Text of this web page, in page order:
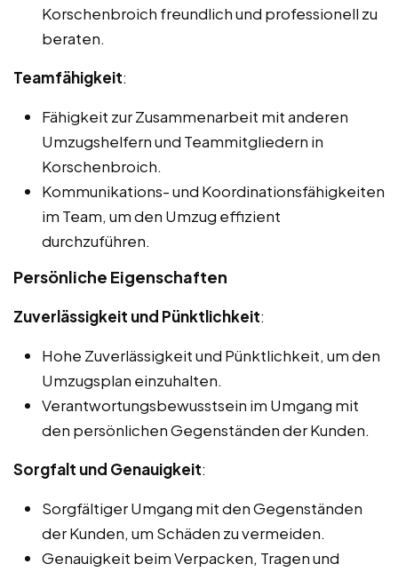
Korschenbroich freundlich und professionell zu
beraten.
Teamfähigkeit:
Fähigkeit zur Zusammenarbeit mit anderen
Umzugshelfern und Teammitgliedern in
Korschenbroich.
Kommunikations- und Koordinationsfähigkeiten
im Team, um den Umzug effizient
durchzuführen.
Persönliche Eigenschaften
Zuverlässigkeit und Pünktlichkeit:
Hohe Zuverlässigkeit und Pünktlichkeit, um den
Umzugsplan einzuhalten.
Verantwortungsbewusstsein im Umgang mit
den persönlichen Gegenständen der Kunden.
Sorgfalt und Genauigkeit:
Sorgfältiger Umgang mit den Gegenständen
der Kunden, um Schäden zu vermeiden.
Genauigkeit beim Verpacken, Tragen und